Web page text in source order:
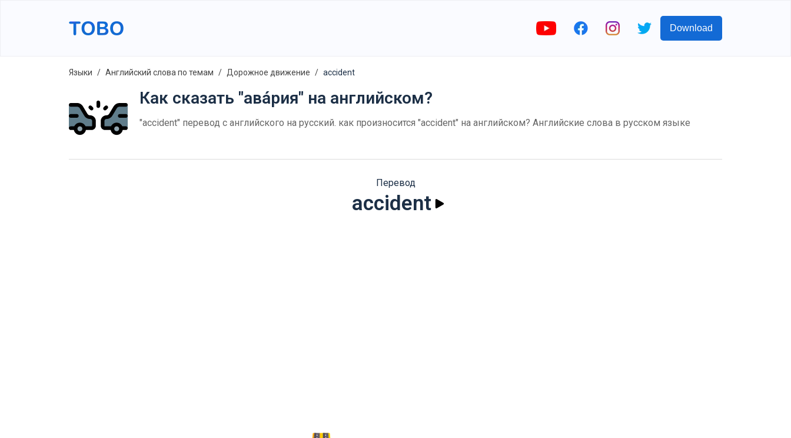
Download
Языки Английский слова по темам Дорожное движение accident
Как сказать "ава́рия" на английском?
"accident" перевод с английского на русский. как произносится "accident" на английском? Английские слова в русском языке
Перевод
accident